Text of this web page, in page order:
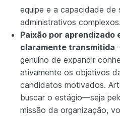
equipe e a capacidade de
administrativos complexos.
Paixão por aprendizado
claramente transmitida
genuíno de expandir
ativamente os objetivos
candidatos motivados.
buscar o estágio—seja
missão da organização,